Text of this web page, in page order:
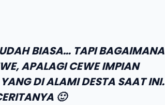
BIASA… TAPI BAGAIMANA
APALAGI CEWE IMPIAN
DI ALAMI DESTA SAAT INI.
🙂